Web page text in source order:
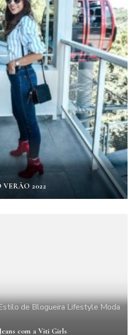
2022
de BlogueiraLifestyleModa
com a Viti Girls